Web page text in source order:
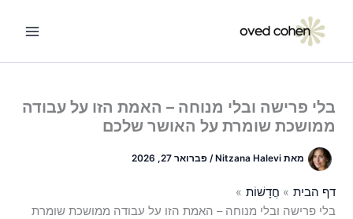
בלי פרישה ובלי מנוחה – האמת הזו על עבודה
ממושכת שומרת על האושר שלכם
מאתNitzana Halevi
/פברואר 27, 2026
דף הבית
חֲדָשׁוֹת
בלי פרישה ובלי מנוחה – האמת הזו על עבודה ממושכת שומרת